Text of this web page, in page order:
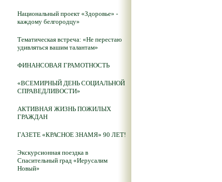
Национальный проект «Здоровье» -
каждому белгородцу»
Тематическая встреча: «Не перестаю
удивляться вашим талантам»
ФИНАНСОВАЯ ГРАМОТНОСТЬ
«ВСЕМИРНЫЙ ДЕНЬ СОЦИАЛЬНОЙ
СПРАВЕДЛИВОСТИ»
АКТИВНАЯ ЖИЗНЬ ПОЖИЛЫХ
ГРАЖДАН
ГАЗЕТЕ «КРАСНОЕ ЗНАМЯ» 90 ЛЕТ!
Экскурсионная поездка в
Спасительный град «Иерусалим
Новый»